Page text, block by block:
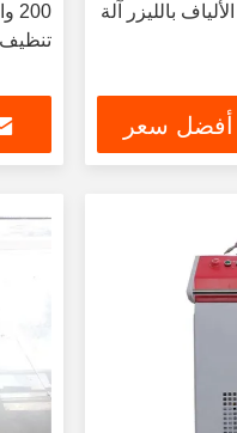
بالليزر آلة
سعر
تنظيف